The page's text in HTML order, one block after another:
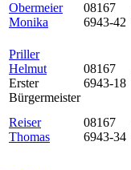
Obermeier
Monika
08167
6943-42
Priller
Helmut
Erster
Bürgermeister
08167
6943-18
Reiser
Thomas
08167
6943-34